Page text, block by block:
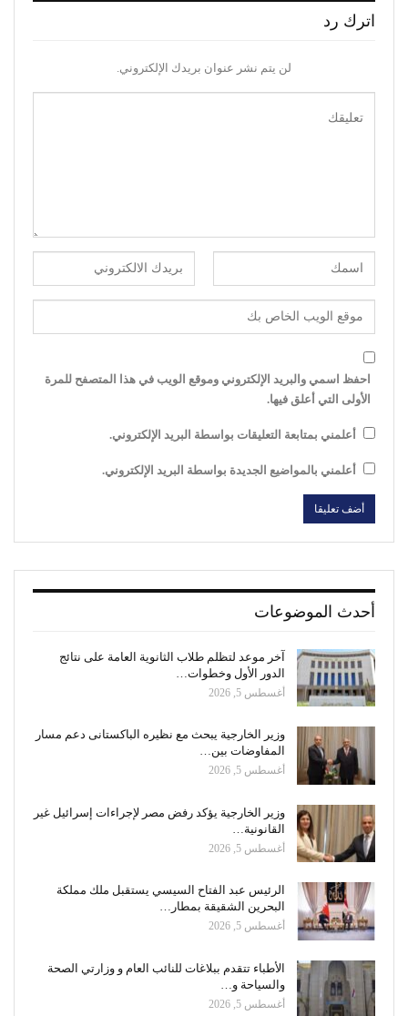
اترك رد
لن يتم نشر عنوان بريدك الإلكتروني.
احفظ اسمي والبريد الإلكتروني وموقع الويب في هذا المتصفح للمرة
الأولى التي أعلق فيها.
أعلمني بمتابعة التعليقات بواسطة البريد الإلكتروني.
أعلمني بالمواضيع الجديدة بواسطة البريد الإلكتروني.
أحدث الموضوعات
آخر موعد لتظلم طلاب الثانوية العامة على نتائج
الدور الأول وخطوات…
أغسطس 5, 2026
وزير الخارجية يبحث مع نظيره الباكستانى دعم مسار
المفاوضات بين…
أغسطس 5, 2026
وزير الخارجية يؤكد رفض مصر لإجراءات إسرائيل غير
القانونية…
أغسطس 5, 2026
الرئيس عبد الفتاح السيسي يستقبل ملك مملكة
البحرين الشقيقة بمطار…
أغسطس 5, 2026
الأطباء تتقدم ببلاغات للنائب العام و وزارتي الصحة
والسياحة و…
أغسطس 5, 2026